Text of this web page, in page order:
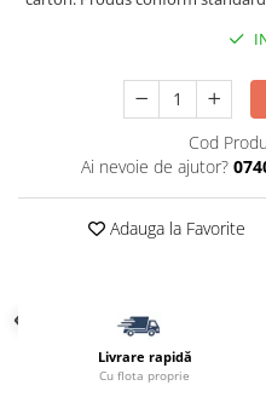
Cod
Ai nevoie de ajutor?
Adauga la Favorite
Livrare rapidă
Cu flota proprie